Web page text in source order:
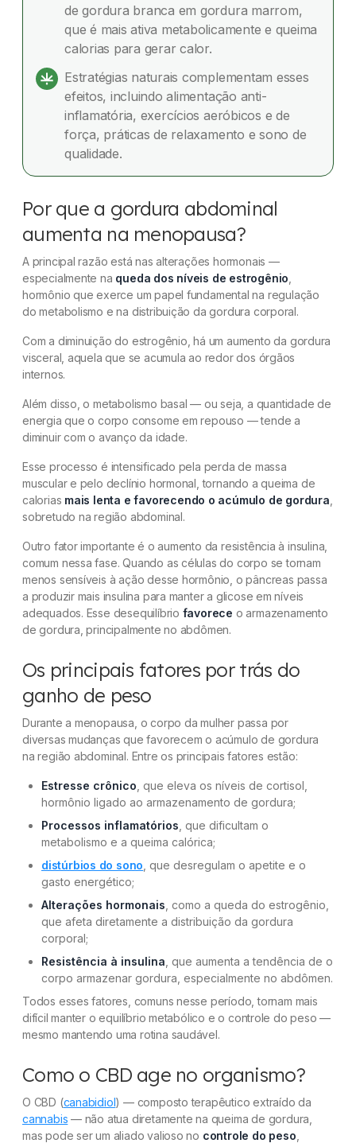
de gordura branca em gordura marrom,
que é mais ativa metabolicamente e queima
calorias para gerar calor.
Estratégias naturais complementam esses
efeitos, incluindo alimentação anti-
inflamatória, exercícios aeróbicos e de
força, práticas de relaxamento e sono de
qualidade.
Por que a gordura abdominal
aumenta na menopausa?
A principal razão está nas alterações hormonais —
especialmente na queda dos níveis de estrogênio
hormônio que exerce um papel fundamental na regulação
do metabolismo e na distribuição da gordura corporal.
Com a diminuição do estrogênio, há um aumento da gordura
visceral, aquela que se acumula ao redor dos órgãos
internos.
Além disso, o metabolismo basal — ou seja, a quantidade de
energia que o corpo consome em repouso — tende a
diminuir com o avanço da idade.
Esse processo é intensificado pela perda de massa
muscular e pelo declínio hormonal, tornando a queima de
calorias mais lenta e favorecendo o acúmulo de gordura
sobretudo na região abdominal.
Outro fator importante é o aumento da resistência à insulina,
comum nessa fase. Quando as células do corpo se tornam
menos sensíveis à ação desse hormônio, o pâncreas passa
a produzir mais insulina para manter a glicose em níveis
adequados. Esse desequilíbrio favorece o armazenamento
de gordura, principalmente no abdômen.
Os principais fatores por trás do
ganho de peso
Durante a menopausa, o corpo da mulher passa por
diversas mudanças que favorecem o acúmulo de gordura
na região abdominal. Entre os principais fatores estão:
Estresse crônico , que eleva os níveis de cortisol,
hormônio ligado ao armazenamento de gordura;
Processos inflamatórios , que dificultam o
metabolismo e a queima calórica;
distúrbios do sono , que desregulam o apetite e o
gasto energético;
Alterações hormonais , como a queda do estrogênio,
que afeta diretamente a distribuição da gordura
corporal;
Resistência à insulina , que aumenta a tendência de o
corpo armazenar gordura, especialmente no abdômen.
Todos esses fatores, comuns nesse período, tornam mais
difícil manter o equilíbrio metabólico e o controle do peso —
mesmo mantendo uma rotina saudável.
Como o CBD age no organismo?
O CBD (canabidiol) — composto terapêutico extraído da
cannabis — não atua diretamente na queima de gordura,
mas pode ser um aliado valioso no controle do peso